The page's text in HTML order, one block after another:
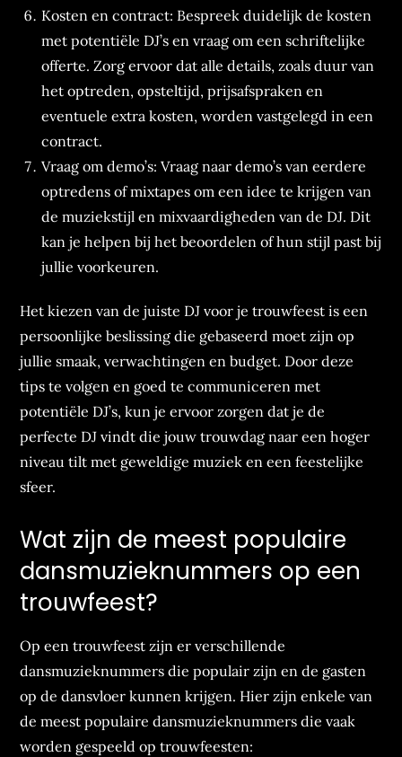
Kosten en contract: Bespreek duidelijk de kosten
met potentiële DJ’s en vraag om een schriftelijke
offerte. Zorg ervoor dat alle details, zoals duur van
het optreden, opsteltijd, prijsafspraken en
eventuele extra kosten, worden vastgelegd in een
contract.
Vraag om demo’s: Vraag naar demo’s van eerdere
optredens of mixtapes om een idee te krijgen van
de muziekstijl en mixvaardigheden van de DJ. Dit
kan je helpen bij het beoordelen of hun stijl past bij
jullie voorkeuren.
Het kiezen van de juiste DJ voor je trouwfeest is een
persoonlijke beslissing die gebaseerd moet zijn op
jullie smaak, verwachtingen en budget. Door deze
tips te volgen en goed te communiceren met
potentiële DJ’s, kun je ervoor zorgen dat je de
perfecte DJ vindt die jouw trouwdag naar een hoger
niveau tilt met geweldige muziek en een feestelijke
sfeer.
Wat zijn de meest populaire
dansmuzieknummers op een
trouwfeest?
Op een trouwfeest zijn er verschillende
dansmuzieknummers die populair zijn en de gasten
op de dansvloer kunnen krijgen. Hier zijn enkele van
de meest populaire dansmuzieknummers die vaak
worden gespeeld op trouwfeesten: